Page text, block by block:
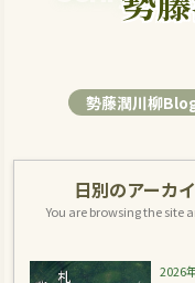
勢藤潤川柳
日別のアーカ
You are browsing the site
2026